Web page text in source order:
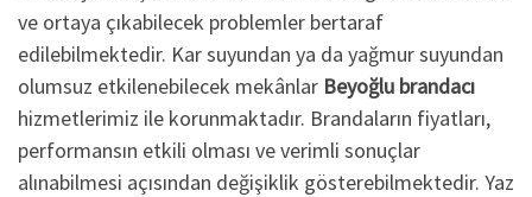
ve ortaya çıkabilecek problemler bertaraf
edilebilmektedir. Kar suyundan ya da yağmur suyundan
olumsuz etkilenebilecek mekânlar Beyoğlu brandacı
hizmetlerimiz ile korunmaktadır. Brandaların fiyatları,
performansın etkili olması ve verimli sonuçlar
alınabilmesi açısından değişiklik gösterebilmektedir. Yaz